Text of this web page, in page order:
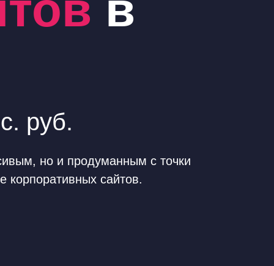
руб.
но и продуманным с точки
корпоративных сайтов.